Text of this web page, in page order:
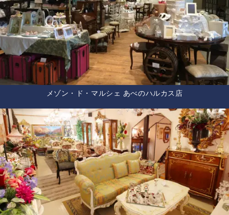
メゾン・ド・マルシェ あべのハルカス店